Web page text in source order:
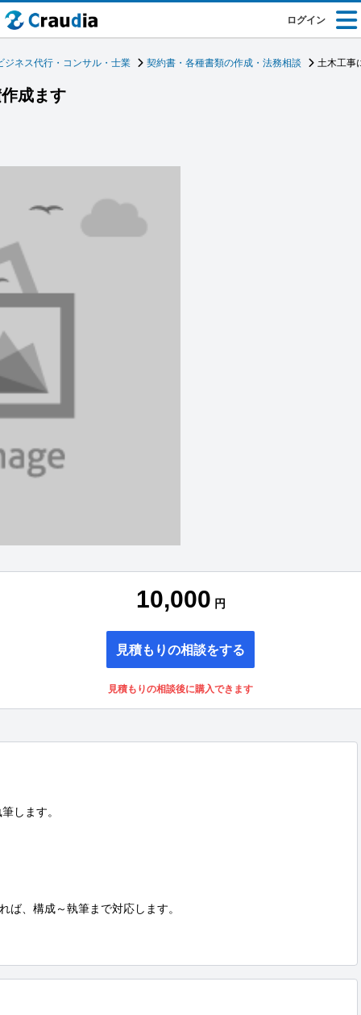
ログイン
ジネス代行・コンサル・士業 契約書・各種書類の作成・法務相談 土木工事
成ます
10,000 円
見積もりの相談をする
見積もりの相談後に購入できます
します。
ば、構成～執筆まで対応します。